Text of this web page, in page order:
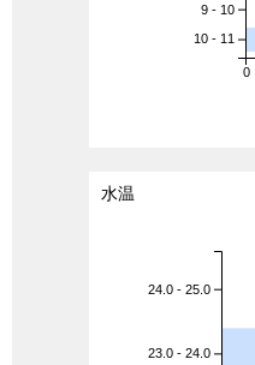
0
9 - 10
10 - 11
水温
24.0 - 25.0
23.0 - 24.0